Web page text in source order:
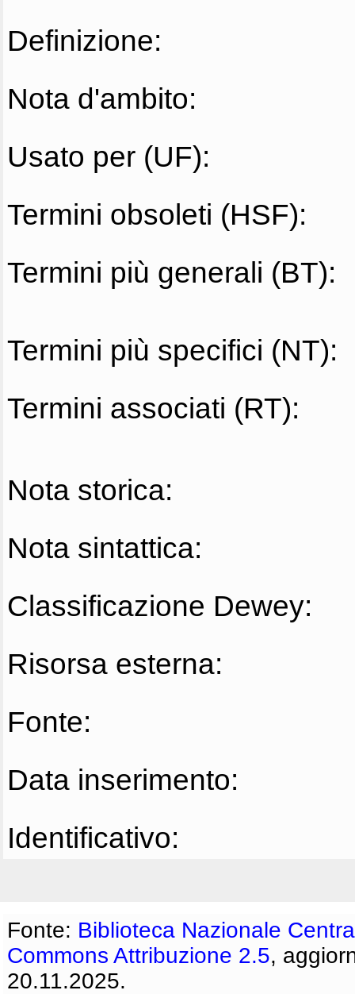
Definizione:
Nota d'ambito:
Usato per (UF):
Termini obsoleti (HSF):
Termini più generali (BT):
Termini più specifici (NT):
Termini associati (RT):
Nota storica:
Nota sintattica:
Classificazione Dewey:
Risorsa esterna:
Fonte:
Data inserimento:
Identificativo:
Fonte: Biblioteca Nazionale
Commons Attribuzione 2.5,
20.11.2025.